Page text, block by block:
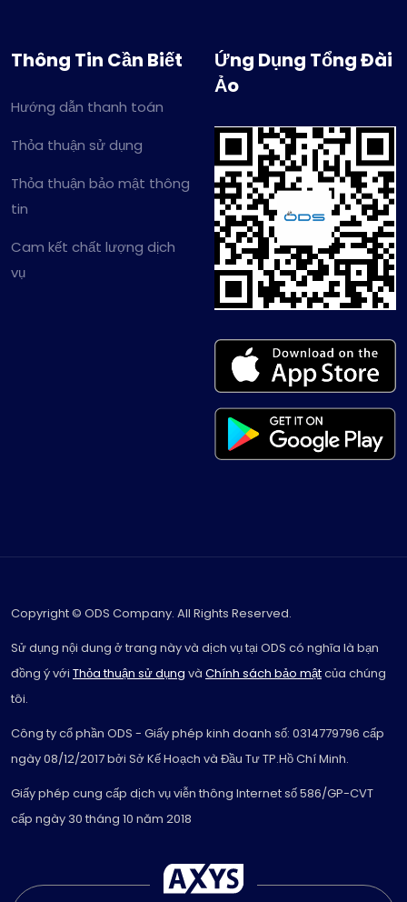
Thông Tin Cần Biết
Hướng dẫn thanh toán
Thỏa thuận sử dụng
Thỏa thuận bảo mật thông
tin
Cam kết chất lượng dịch
vụ
Ứng Dụng Tổng Đài
Ảo
Copyright © ODS Company. All Rights Reserved.
Sử dụng nội dung ở trang này và dịch vụ tại ODS có nghĩa là bạn
đồng ý với Thỏa thuận sử dụng và Chính sách bảo mậtcủa chúng
tôi.
Công ty cổ phần ODS - Giấy phép kinh doanh số: 0314779796 cấp
ngày 08/12/2017 bởi Sở Kế Hoạch và Đầu Tư TP.Hồ Chí Minh.
Giấy phép cung cấp dịch vụ viễn thông Internet số 586/GP-CVT
cấp ngày 30 tháng 10 năm 2018